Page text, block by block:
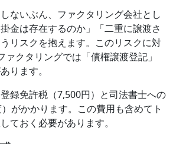
ないぶん、ファクタリング会社とし
金は存在するのか」「二重に譲渡さ
リスクを抱えます。このリスクに対
ァクタリングでは「債権譲渡登記」
ります。
録免許税（7,500円）と司法書士への
がかかります。この費用も含めてト
ておく必要があります。